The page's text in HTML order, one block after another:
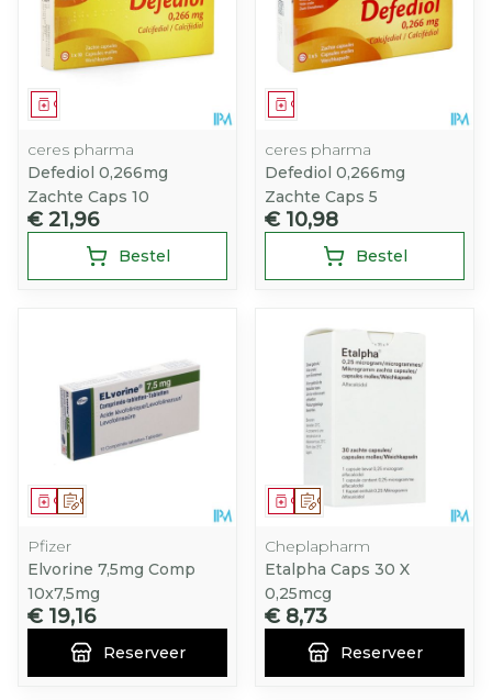
Geneesmiddel
ceres pharma
Defediol 0,266mg
Zachte Caps 10
€ 21,96
Bestel
Geneesmiddel
ceres pharma
Defediol 0,266mg
Zachte Caps 5
€ 10,98
Bestel
Op voorschrift
Geneesmiddel
Pfizer
Elvorine 7,5mg Comp
10x7,5mg
€ 19,16
Reserveer
Op voorschrift
Geneesmiddel
Cheplapharm
Etalpha Caps 30 X
0,25mcg
€ 8,73
Reserveer